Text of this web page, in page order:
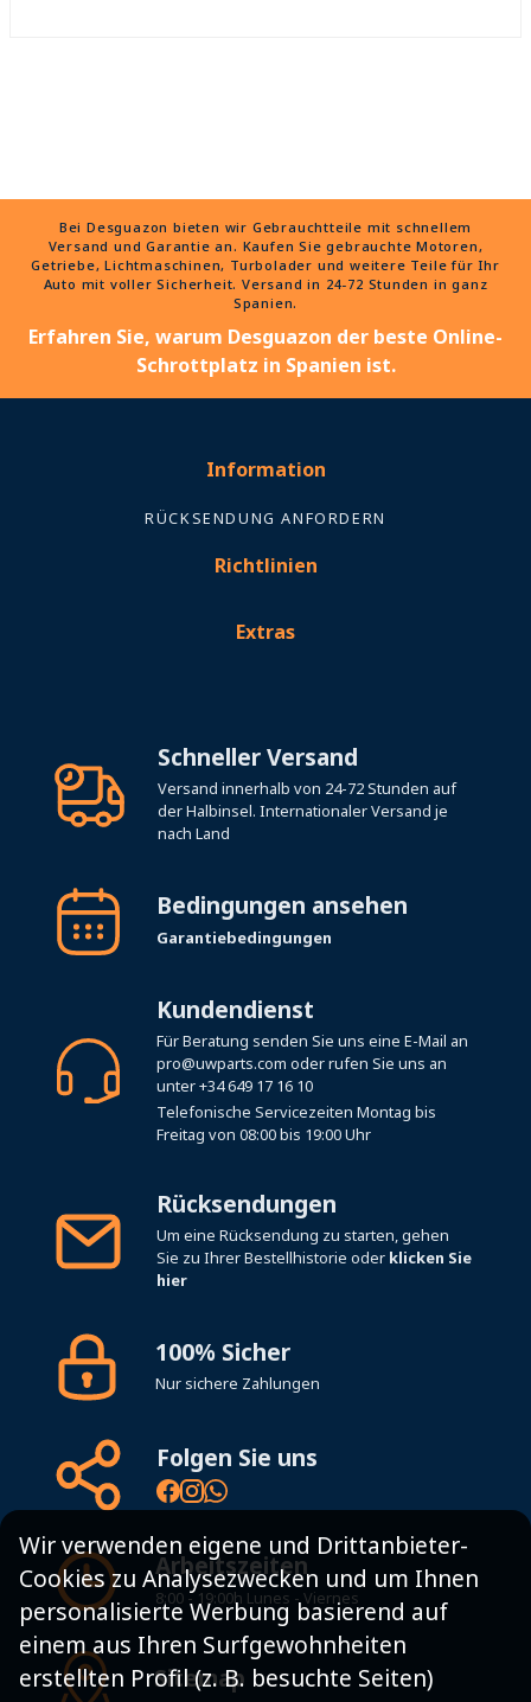
Bei Desguazon bieten wir Gebrauchtteile mit schnellem
Versand und Garantie an. Kaufen Sie gebrauchte Motoren,
Getriebe, Lichtmaschinen, Turbolader und weitere Teile für Ihr
Auto mit voller Sicherheit. Versand in 24-72 Stunden in ganz
Spanien.
Erfahren Sie, warum Desguazon der beste Online-
Schrottplatz in Spanien ist.
Information
RÜCKSENDUNG ANFORDERN
Richtlinien
Extras
Schneller Versand
Versand innerhalb von 24-72 Stunden auf
der Halbinsel. Internationaler Versand je
nach Land
Bedingungen ansehen
Garantiebedingungen
Kundendienst
Für Beratung senden Sie uns eine E-Mail an
pro@uwparts.com oder rufen Sie uns an
unter+34 649 17 16 10
Telefonische Servicezeiten Montag bis
Freitag von 08:00 bis 19:00 Uhr
Rücksendungen
Um eine Rücksendung zu starten, gehen
Sie zu Ihrer Bestellhistorie oder klicken Sie
hier
100% Sicher
Nur sichere Zahlungen
Folgen Sie uns
Arbeitszeiten
8:00 - 19:00h Lunes - Viernes
Sitemap
Wir verwenden eigene und Drittanbieter-
Cookies zu Analysezwecken und um Ihnen
personalisierte Werbung basierend auf
einem aus Ihren Surfgewohnheiten
erstellten Profil (z. B. besuchte Seiten)